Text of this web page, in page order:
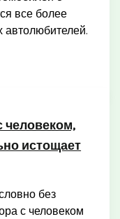
все более
автолюбителей.
человеком,
истощает
без
с человеком